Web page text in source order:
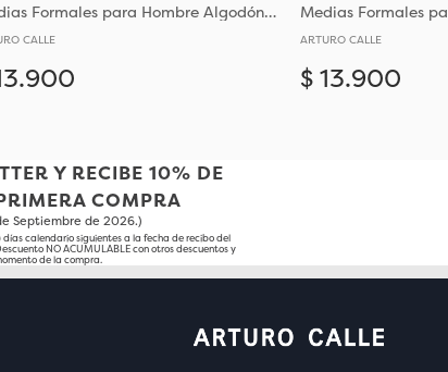
Medias Formales para Hombre Algodón y Poliéster
CALLE
.900
ARTURO CALLE
$ 13.900
Y RECIBE 10% DE
COMPRA
Septiembre de 2026.)
calendario siguientes a la fecha de recibo del
NO ACUMULABLE con otros descuentos y
de la compra.